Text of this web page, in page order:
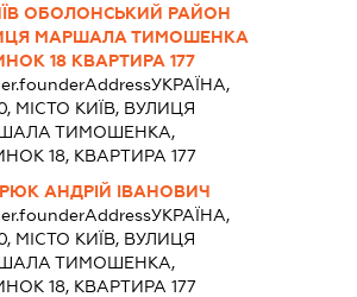
ОБОЛОНСЬКИЙ РАЙОН
МАРШАЛА ТИМОШЕНКА
18 КВАРТИРА 177
УКРАЇНА,
МІСТО КИЇВ, ВУЛИЦЯ
ТИМОШЕНКА,
18, КВАРТИРА 177
АНДРІЙ ІВАНОВИЧ
УКРАЇНА,
МІСТО КИЇВ, ВУЛИЦЯ
ТИМОШЕНКА,
18, КВАРТИРА 177